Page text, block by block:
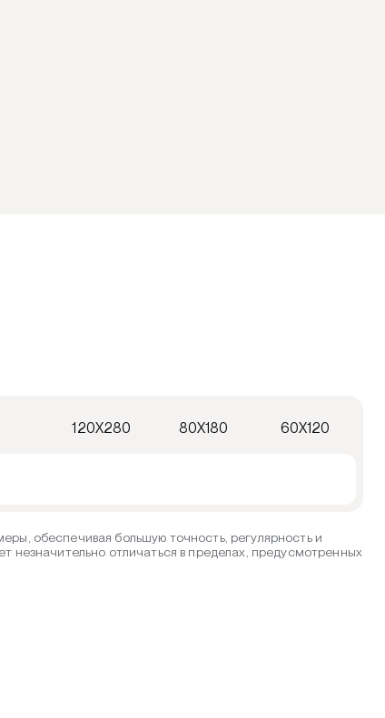
120X280 80X180 60X120
обеспечивая большую точность, регулярность и
незначительно отличаться в пределах, предусмотренных